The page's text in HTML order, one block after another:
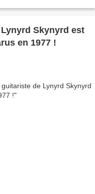
Skynyrd est
en 1977 !